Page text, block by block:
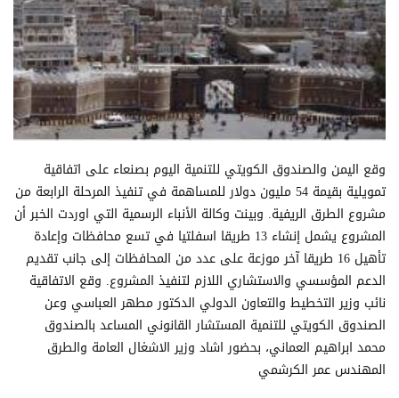
وقع اليمن والصندوق الكويتي للتنمية اليوم بصنعاء على اتفاقية
تمويلية بقيمة 54 مليون دولار للمساهمة في تنفيذ المرحلة الرابعة من
مشروع الطرق الريفية. وبينت وكالة الأنباء الرسمية التي اوردت الخبر أن
المشروع يشمل إنشاء 13 طريقا اسفلتيا في تسع محافظات وإعادة
تأهيل 16 طريقا آخر موزعة على عدد من المحافظات إلى جانب تقديم
الدعم المؤسسي والاستشاري اللازم لتنفيذ المشروع. وقع الاتفاقية
نائب وزير التخطيط والتعاون الدولي الدكتور مطهر العباسي وعن
الصندوق الكويتي للتنمية المستشار القانوني المساعد بالصندوق
محمد ابراهيم العماني، بحضور اشاد وزير الاشغال العامة والطرق
المهندس عمر الكرشمي